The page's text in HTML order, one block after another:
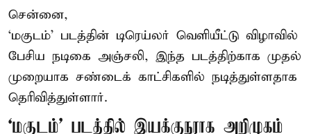
சென்னை,
‘மகுடம்’ படத்தின் டிரெய்லர் வெளியீட்டு விழாவில்
பேசிய நடிகை அஞ்சலி, இந்த படத்திற்காக முதல்
முறையாக சண்டைக் காட்சிகளில் நடித்துள்ளதாக
தெரிவித்துள்ளார்.
‘மகுடம்’ படத்தில் இயக்குநராக அறிமுகம்